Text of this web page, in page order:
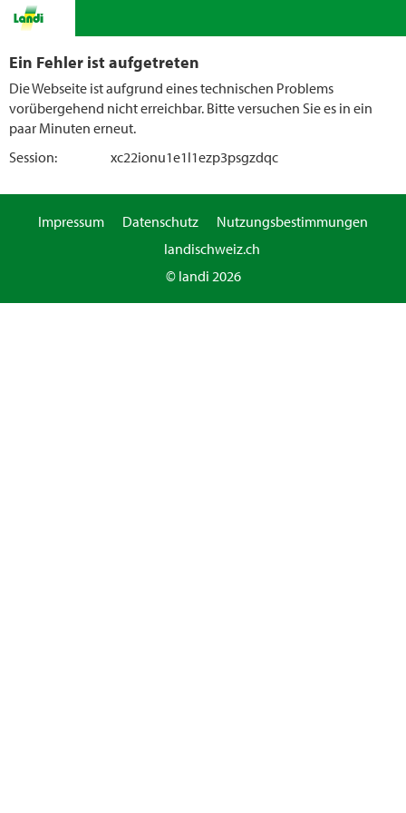
Ein Fehler ist aufgetreten
Die Webseite ist aufgrund eines technischen Problems
vorübergehend nicht erreichbar. Bitte versuchen Sie es in ein
paar Minuten erneut.
Session:
xc22ionu1e1l1ezp3psgzdqc
Impressum Datenschutz
Nutzungsbestimmungen
landischweiz.ch
© landi 2026